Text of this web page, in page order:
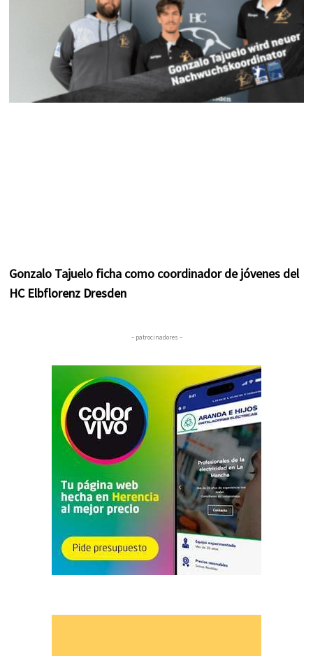
Gonzalo Tajuelo ficha como coordinador de jóvenes del
HC Elbflorenz Dresden
– patrocinadores –